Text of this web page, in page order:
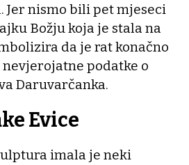
Jer nismo bili pet mjeseci
Božju koja je stala na
da je rat konačno
podatke o
Daruvarčanka.
Evice
imala je neki